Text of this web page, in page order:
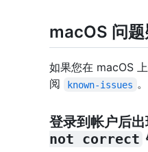
macOS 问
如果您在 macOS
阅
known-issues 。
登录到帐户后
not correct